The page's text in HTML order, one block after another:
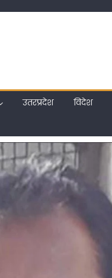
उतरप्रदेश विदेश